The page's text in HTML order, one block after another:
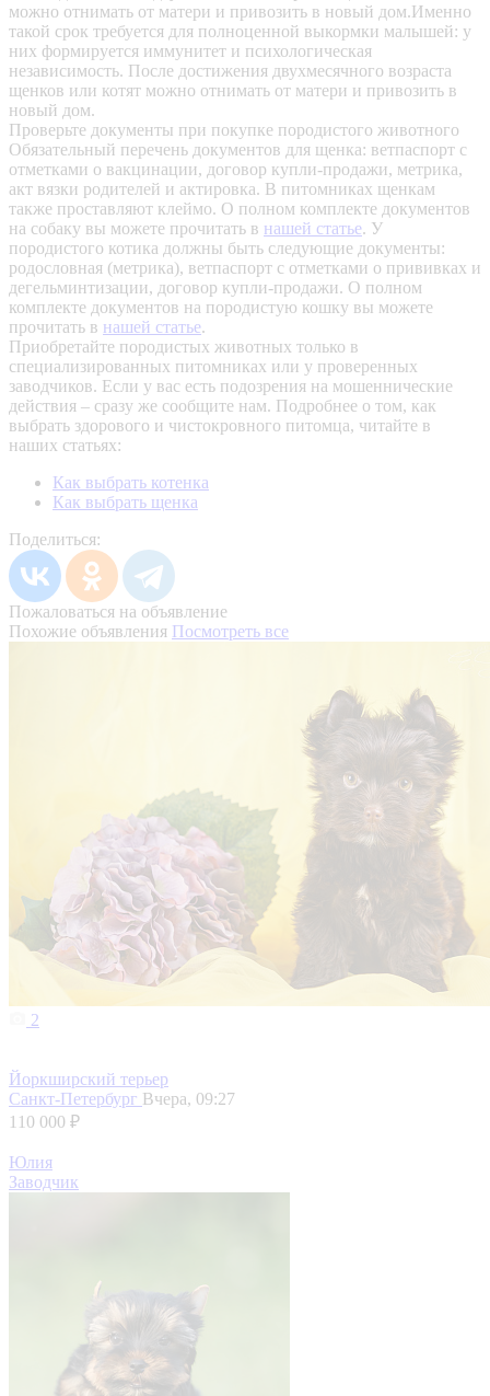
можно отнимать от матери и привозить в новый дом.Именно
такой срок требуется для полноценной выкормки малышей: у
них формируется иммунитет и психологическая
независимость. После достижения двухмесячного возраста
щенков или котят можно отнимать от матери и привозить в
новый дом.
Проверьте документы при покупке породистого животного
Обязательный перечень документов для щенка: ветпаспорт с
отметками о вакцинации, договор купли-продажи, метрика,
акт вязки родителей и актировка. В питомниках щенкам
также проставляют клеймо. О полном комплекте документов
на собаку вы можете прочитать в нашей статье. У
породистого котика должны быть следующие документы:
родословная (метрика), ветпаспорт с отметками о прививках и
дегельминтизации, договор купли-продажи. О полном
комплекте документов на породистую кошку вы можете
прочитать в нашей статье.
Приобретайте породистых животных только в
специализированных питомниках или у проверенных
заводчиков. Если у вас есть подозрения на мошеннические
действия – сразу же сообщите нам. Подробнее о том, как
выбрать здорового и чистокровного питомца, читайте в
наших статьях:
Как выбрать котенка
Как выбрать щенка
Поделиться:
Пожаловаться на объявление
Похожие объявления Посмотреть все
2
Йоркширский терьер
Санкт-Петербург Вчера, 09:27
110 000 ₽
Юлия
Заводчик